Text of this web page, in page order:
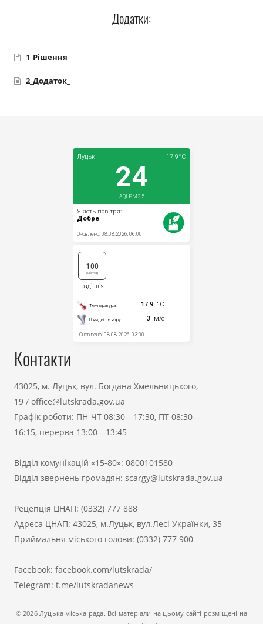
Додатки:
1_Рішення_
2_Додаток_
Контакти
43025, м. Луцьк, вул. Богдана Хмельницького,
19 / office@lutskrada.gov.ua
Графік роботи: ПН-ЧТ 08:30—17:30, ПТ 08:30—
16:15, перерва 13:00—13:45
Відділ комунікацій «15-80»: 0800101580
Відділ звернень громадян: scargy@lutskrada.gov.ua
Рецепція ЦНАП: (0332) 777 888
Адреса ЦНАП: 43025, м.Луцьк, вул.Лесі Українки, 35
Приймальня міського голови: (0332) 777 900
Facebook: facebook.com/lutskrada/
Telegram: t.me/lutskradanews
© 2026 Луцька міська рада. Всі матеріали на цьому сайті розміщені на